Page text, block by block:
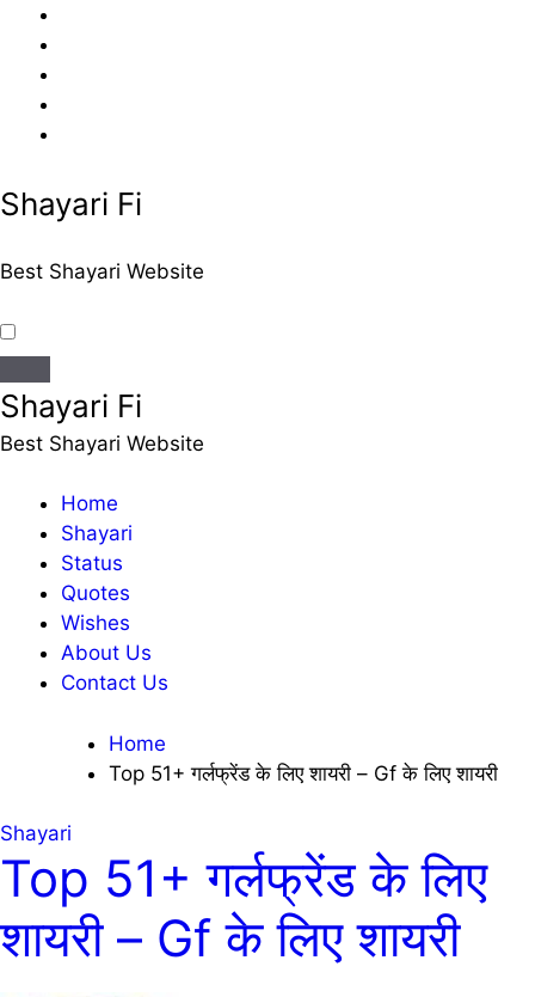
content
Shayari Fi
Best Shayari Website
Shayari Fi
Best Shayari Website
Home
Shayari
Status
Quotes
Wishes
About Us
Contact Us
Home
Top 51+ गर्लफ्रेंड के लिए शायरी – Gf के लिए शायरी
Shayari
Top 51+ गर्लफ्रेंड के लिए
शायरी – Gf के लिए शायरी